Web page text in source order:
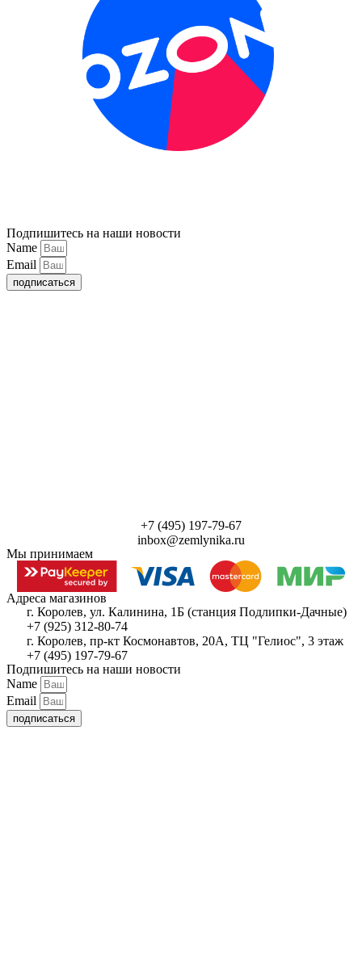
Подпишитесь на наши новости
Name
Email
подписаться
+7 (495) 197-79-67
inbox@zemlynika.ru
Мы принимаем
Адреса магазинов
г. Королев, ул. Калинина, 1Б (станция Подлипки-Дачные)
+7 (925) 312-80-74
г. Королев, пр-кт Космонавтов, 20А, ТЦ "Гелиос", 3 этаж
+7 (495) 197-79-67
Подпишитесь на наши новости
Name
Email
подписаться